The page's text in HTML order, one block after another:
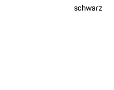
schwarz